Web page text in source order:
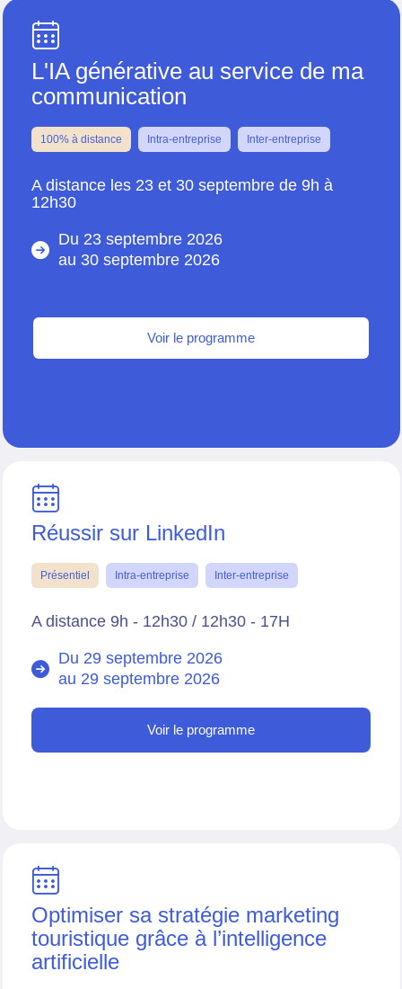
L'IA générative au service de ma
communication
100% à distance Intra-entreprise Inter-entreprise
A distance les 23 et 30 septembre de 9h à
12h30
Du 23 septembre 2026
au 30 septembre 2026
Voir le programme
Réussir sur LinkedIn
Présentiel Intra-entreprise Inter-entreprise
A distance 9h - 12h30 / 12h30 - 17H
Du 29 septembre 2026
au 29 septembre 2026
Voir le programme
Optimiser sa stratégie marketing
touristique grâce à l’intelligence
artificielle